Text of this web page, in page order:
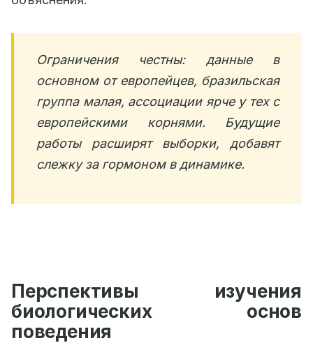
Ограничения честны: данные в
основном от европейцев, бразильская
группа малая, ассоциации ярче у тех с
европейскими корнями. Будущие
работы расширят выборки, добавят
слежку за гормоном в динамике.
Перспективы изучения
биологических основ
поведения